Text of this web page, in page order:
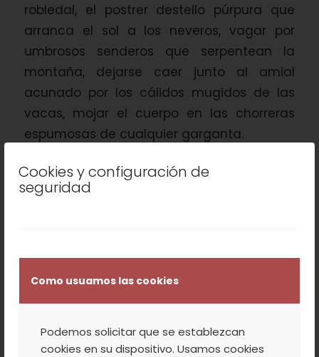
Cookies y configuración de
seguridad
Como usuamos las cookies
Podemos solicitar que se establezcan
cookies en su dispositivo. Usamos cookies
robledal, el postrer destello púrpura que
arranca el sol a los neveros, vagar por
umbrosos senderos que serpentean la
montaña, dejarse caer junto al amial
acunado por los cálidos mugidos de las
vacas, mojar el cuerpo en las chorreras
espumosas de cualquier garganta.
Un río que ofrece numerosos y acogedores